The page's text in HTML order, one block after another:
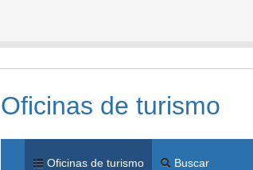
Oficinas de turismo
Oficinas de turismo Buscar